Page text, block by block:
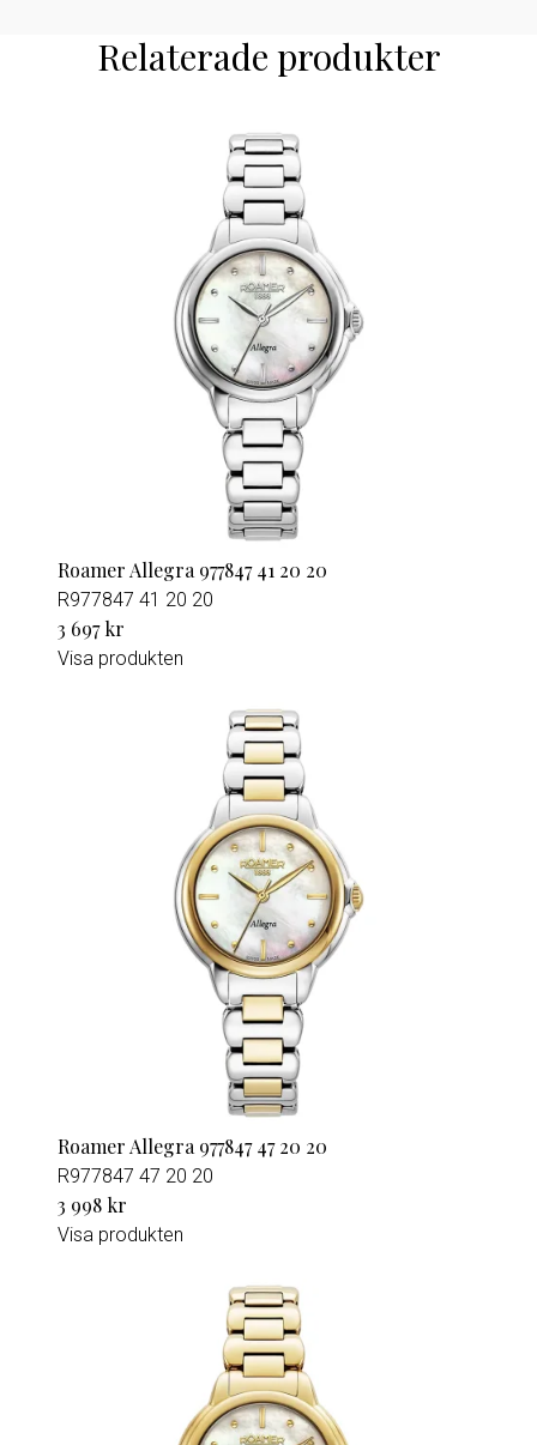
Relaterade produkter
Roamer Allegra 977847 41 20 20
R977847 41 20 20
3 697 kr
Visa produkten
Roamer Allegra 977847 47 20 20
R977847 47 20 20
3 998 kr
Visa produkten